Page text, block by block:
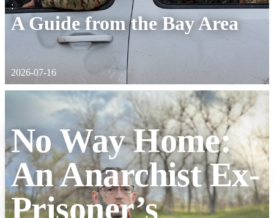
:
A Guide from the Bay Area
2026-07-16
No Way Home:
An Anarchist Ex-
Prisoner’s